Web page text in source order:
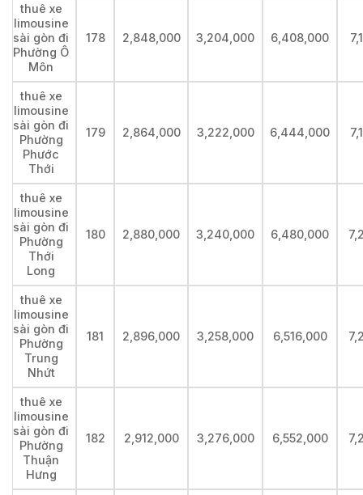
thuê xe
limousine
sài gòn đi
Phường Ô
Môn
178 2,848,000 3,204,000 6,408,000
thuê xe
limousine
sài gòn đi
Phường
Phước
Thới
179 2,864,000 3,222,000 6,444,000
thuê xe
limousine
sài gòn đi
Phường
Thới
Long
180 2,880,000 3,240,000 6,480,000
thuê xe
limousine
sài gòn đi
Phường
Trung
Nhứt
181 2,896,000 3,258,000 6,516,000
thuê xe
limousine
sài gòn đi
Phường
Thuận
Hưng
182 2,912,000 3,276,000 6,552,000